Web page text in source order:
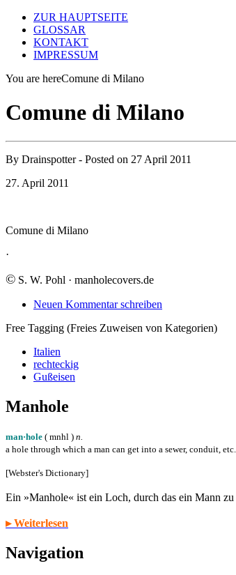
ZUR HAUPTSEITE
GLOSSAR
KONTAKT
IMPRESSUM
You are hereComune di Milano
Comune di Milano
By Drainspotter- Posted on 27 April 2011
27. April 2011
Comune di Milano
·
© S. W. Pohl · manholecovers.de
Neuen Kommentar schreiben
Free Tagging (Freies Zuweisen von Kategorien)
Italien
rechteckig
Gußeisen
Manhole
man·hole ( mnhl ) n.
a hole through which a man can get into a sewer, conduit,
[Webster's Dictionary]
Ein »Manhole« ist ein Loch, durch das ein Mann
▸ Weiterlesen
Navigation